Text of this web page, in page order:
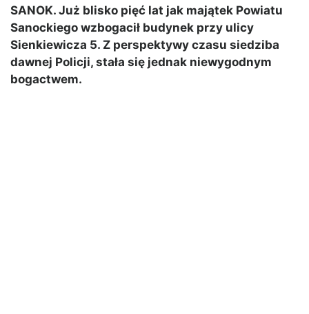
SANOK. Już blisko pięć lat jak majątek Powiatu
Sanockiego wzbogacił budynek przy ulicy
Sienkiewicza 5. Z perspektywy czasu siedziba
dawnej Policji, stała się jednak niewygodnym
bogactwem.